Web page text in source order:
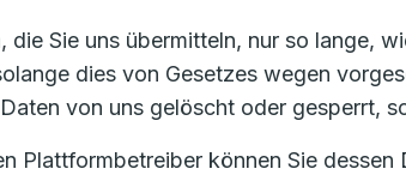
Sie uns übermitteln, nur so lange,
dies von Gesetzes wegen
von uns gelöscht oder gesperrt,
Plattformbetreiber können Sie dessen